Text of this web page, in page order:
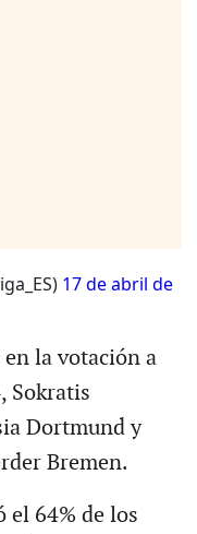
17 de abril de
la votación a
Sokratis
Dortmund y
Bremen.
el 64% de los